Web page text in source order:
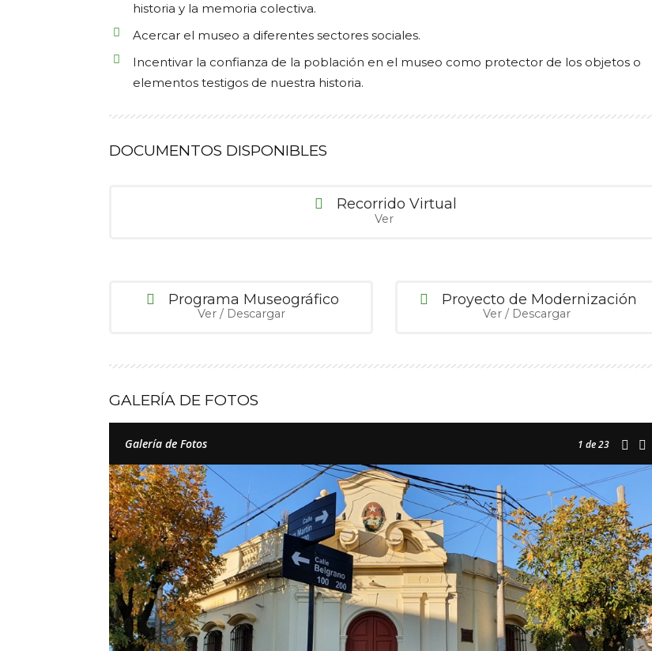
historia y la memoria colectiva.
Acercar el museo a diferentes sectores sociales.
Incentivar la confianza de la población en el museo como protector de los objetos o
elementos testigos de nuestra historia.
DOCUMENTOS DISPONIBLES
Recorrido Virtual
Ver
Programa Museográfico
Ver / Descargar
Proyecto de Modernización
Ver / Descargar
GALERÍA DE FOTOS
Galería de Fotos 1 de 23